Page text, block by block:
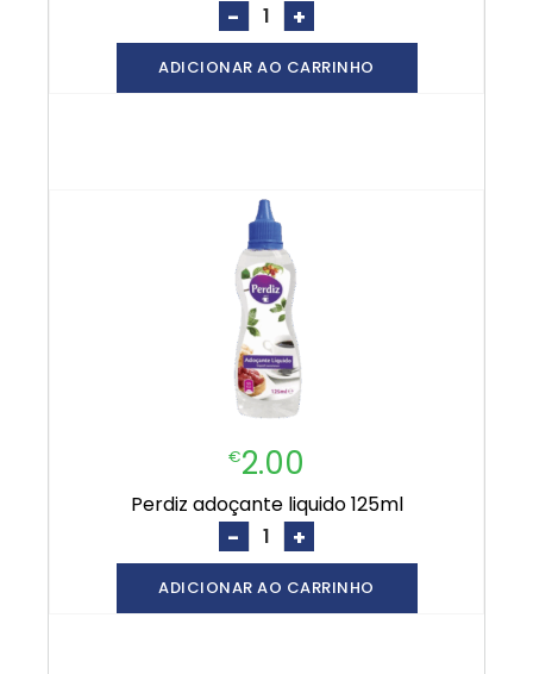
- +
ADICIONAR AO CARRINHO
€2.00
perdiz adoçante liquido 125ml
- +
ADICIONAR AO CARRINHO